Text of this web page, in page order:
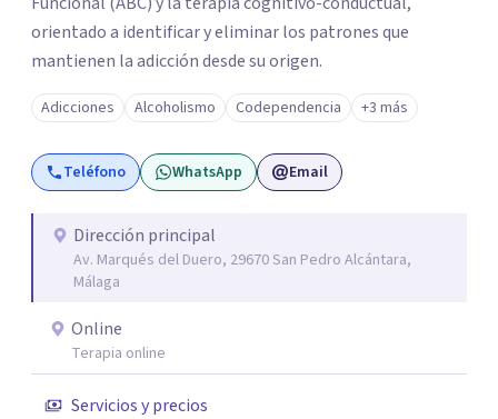
orientado a identificar y eliminar los patrones que
mantienen la adicción desde su origen.
Adicciones Alcoholismo Codependencia +3 más
Teléfono WhatsApp Email
Dirección principal
Av. Marqués del Duero, 29670 San Pedro Alcántara,
Málaga
Online
Terapia online
Servicios y precios